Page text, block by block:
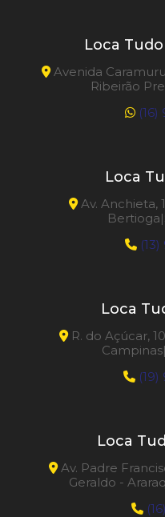
Loca
Avenida
Ribeirão
(16)
Loca
Av. Anchieta,
(13)
Loca
R. do Açúcar,
Loca
Av. Padre
Geraldo -